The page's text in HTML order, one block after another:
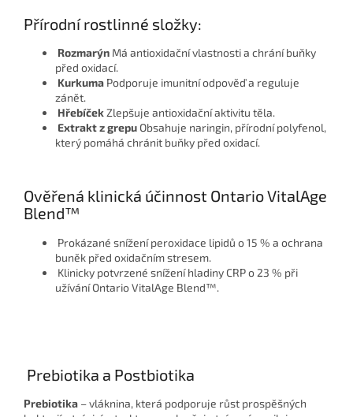
Přírodní rostlinné složky:
Rozmarýn Má antioxidační vlastnosti a chrání buňky
před oxidací.
Kurkuma Podporuje imunitní odpověď a reguluje
zánět.
HřebíčekZlepšuje antioxidační aktivitu těla.
Extrakt z grepu Obsahuje naringin, přírodní polyfenol,
který pomáhá chránit buňky před oxidací.
Ověřená klinická účinnost Ontario VitalAge
Blend™
Prokázané snížení peroxidace lipidů o 15 % a ochrana
buněk před oxidačním stresem.
Klinicky potvrzené snížení hladiny CRP o 23 % při
užívání Ontario VitalAge Blend™.
Prebiotika a Postbiotika
Prebiotika – vláknina, která podporuje růst prospěšných